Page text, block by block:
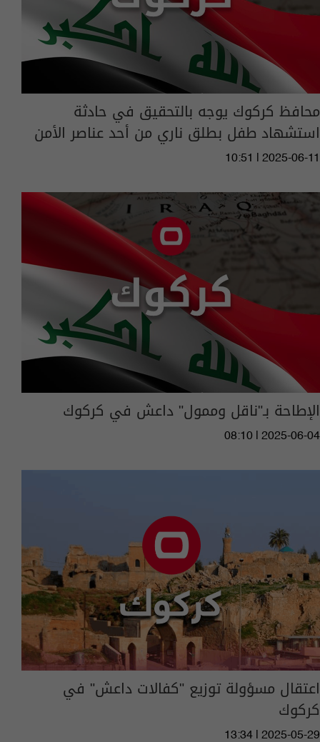
محافظ كركوك يوجه بالتحقيق في حادثة
استشهاد طفل بطلق ناري من أحد عناصر الأمن
10:51 | 2025-06-11
الإطاحة بـ"ناقل وممول" داعش في كركوك
08:10 | 2025-06-04
اعتقال مسؤولة توزيع "كفالات داعش" في
كركوك
13:34 | 2025-05-29